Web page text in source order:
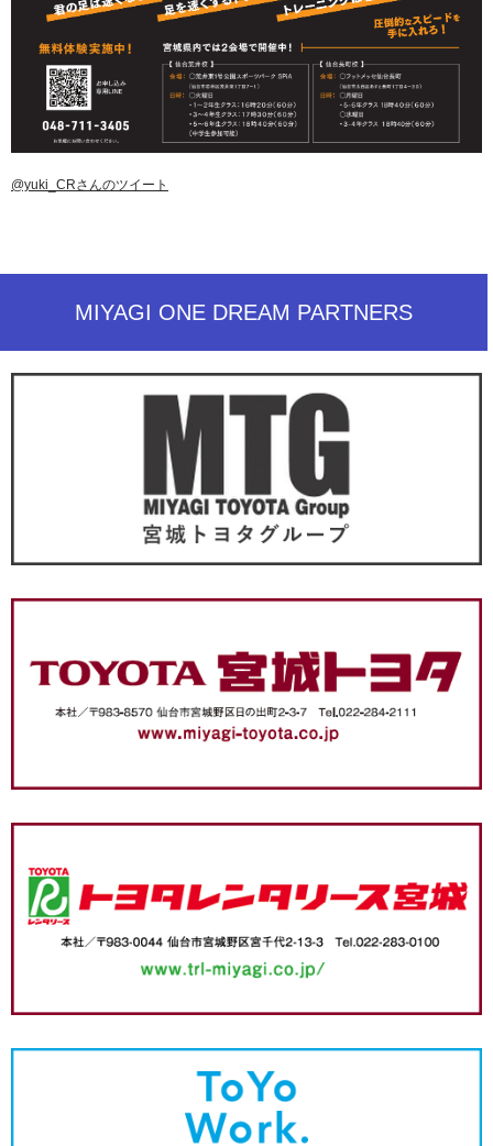
@yuki_CRさんのツイート
MIYAGI ONE DREAM PARTNERS